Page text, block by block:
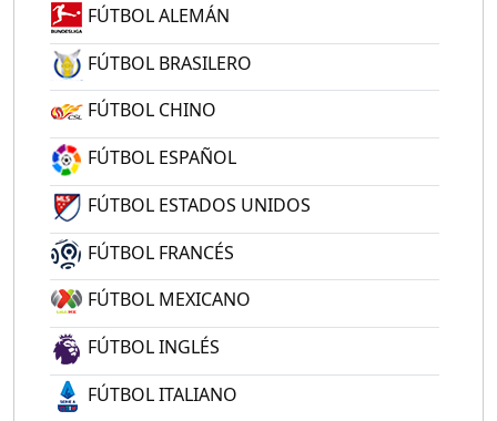
FÚTBOL ALEMÁN
FÚTBOL BRASILERO
FÚTBOL CHINO
FÚTBOL ESPAÑOL
FÚTBOL ESTADOS UNIDOS
FÚTBOL FRANCÉS
FÚTBOL MEXICANO
FÚTBOL INGLÉS
FÚTBOL ITALIANO